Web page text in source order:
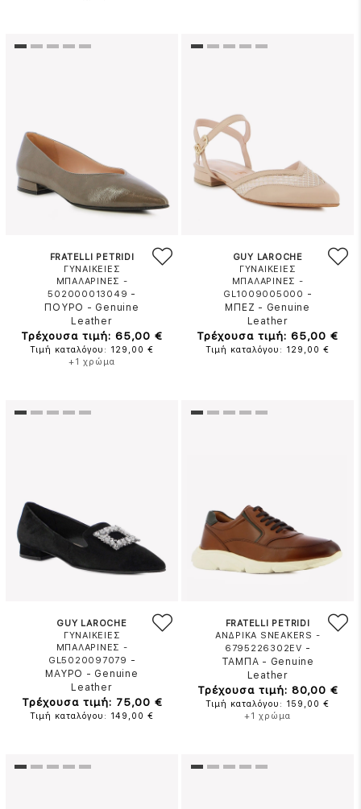
FRATELLI PETRIDI
ΓΥΝΑΙΚΕΙΕΣ
ΜΠΑΛΑΡΙΝΕΣ -
502000013049 -
ΠΟΥΡΟ - Genuine
Leather
Τρέχουσα τιμή: 65,00 €
Τιμή καταλόγου: 129,00 €
+1 χρώμα
GUY LAROCHE
ΓΥΝΑΙΚΕΙΕΣ
ΜΠΑΛΑΡΙΝΕΣ -
GL1009005000 -
ΜΠΕΖ - Genuine
Leather
Τρέχουσα τιμή: 65,00 €
Τιμή καταλόγου: 129,00 €
GUY LAROCHE
ΓΥΝΑΙΚΕΙΕΣ
ΜΠΑΛΑΡΙΝΕΣ -
GL5020097079 -
ΜΑΥΡΟ - Genuine
Leather
Τρέχουσα τιμή: 75,00 €
Τιμή καταλόγου: 149,00 €
FRATELLI PETRIDI
ΑΝΔΡΙΚΑ SNEAKERS -
6795226302EV -
ΤΑΜΠΑ - Genuine
Leather
Τρέχουσα τιμή: 80,00 €
Τιμή καταλόγου: 159,00 €
+1 χρώμα